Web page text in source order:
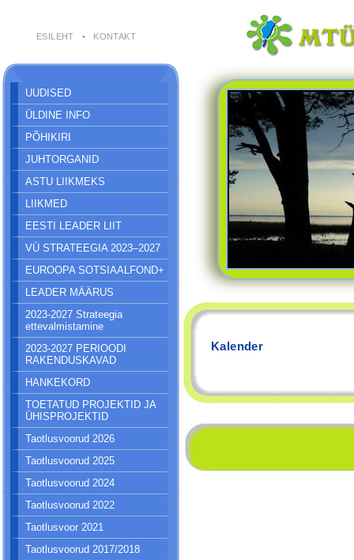
ESILEHT • KONTAKT
UUDISED
ÜLDINE INFO
PÕHIKIRI
JUHTORGANID
ASTU LIIKMEKS
LIIKMED
EESTI LEADER LIIT
VÜ STRATEEGIA 2023–2027
EUROOPA SOTSIAALFOND+
LEADER MÄÄRUS
2023-2027 Strateegia
ettevalmistamine
2023-2027 PERIOODI
RAKENDUSKAVAD
HANKEKORD
TOETATUD PROJEKTID JA
ÜHISPROJEKTID
Taotlusvoorud 2026
Taotlusvoorud 2025
Taotlusvoorud 2024
Taotlusvoorud 2022
Taotlusvoor 2021
Taotlusvoorud 2017/2018
Kalender